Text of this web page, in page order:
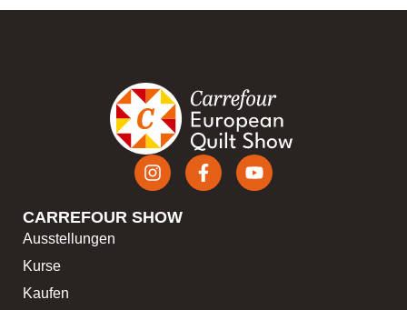
CARREFOUR SHOW
Ausstellungen
Kurse
Kaufen